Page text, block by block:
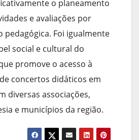
o planeamento
e avaliações por
pedagógica. Foi igualmente
social e cultural do
promove o acesso à
concertos didáticos em
diversas associações,
e municípios da região.